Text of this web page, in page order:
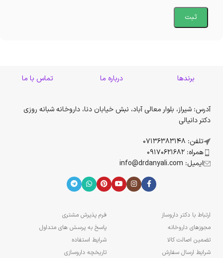
برندها درباره ما تماس با ما
آدرس: شیراز، بلوار معالی آباد، نبش خیابان دنا، داروخانه شبانه روزی
دکتر دانیالی
تلفن: 07136383148
همراه: 09170621682
ایمیل: info@drdanyali.com
ارتباط با دکتر داروساز
مجوزهای داروخانه
تضمین اصالت کالا
شرایط ارسال سفارش
فرم پذیرش مشتری
پاسخ به پرسش های متداول
شرایط استفاده
تاریخچه داروسازی